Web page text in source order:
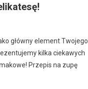
główny element Twojego
kilka ciekawych
Przepis na zupę